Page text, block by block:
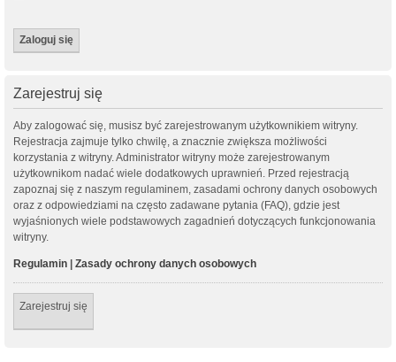
Zarejestruj się
Aby zalogować się, musisz być zarejestrowanym użytkownikiem witryny.
Rejestracja zajmuje tylko chwilę, a znacznie zwiększa możliwości
korzystania z witryny. Administrator witryny może zarejestrowanym
użytkownikom nadać wiele dodatkowych uprawnień. Przed rejestracją
zapoznaj się z naszym regulaminem, zasadami ochrony danych osobowych
oraz z odpowiedziami na często zadawane pytania (FAQ), gdzie jest
wyjaśnionych wiele podstawowych zagadnień dotyczących funkcjonowania
witryny.
Regulamin | Zasady ochrony danych osobowych
Zarejestruj się